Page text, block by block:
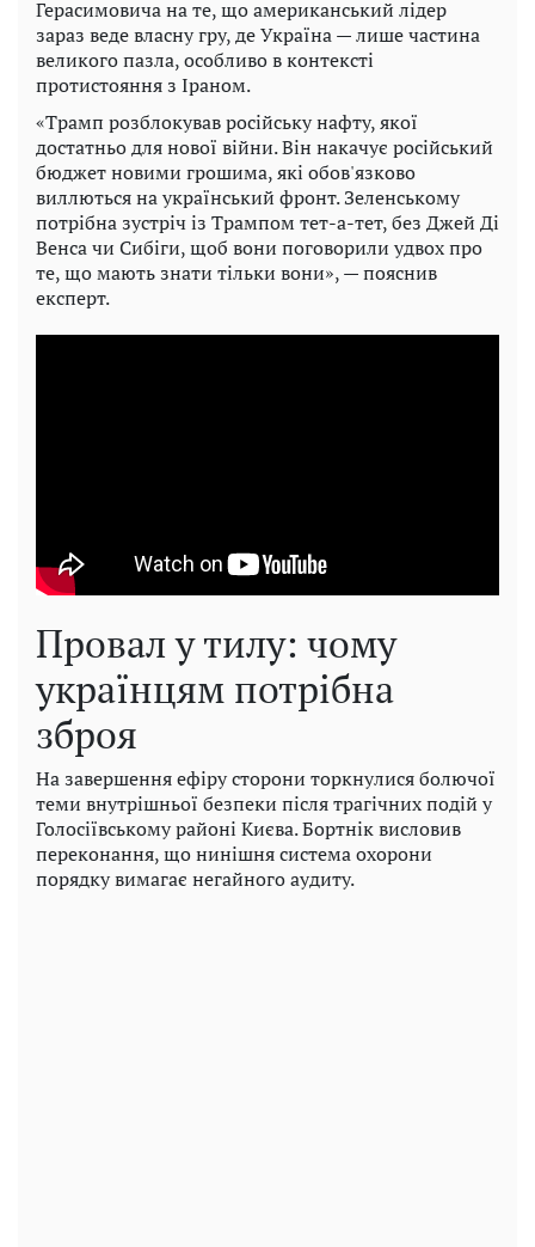
Герасимовича на те, що американський лідер
зараз веде власну гру, де Україна — лише частина
великого пазла, особливо в контексті
протистояння з Іраном.
«Трамп розблокував російську нафту, якої
достатньо для нової війни. Він накачує російський
бюджет новими грошима, які обов'язково
виллються на український фронт. Зеленському
потрібна зустріч із Трампом тет-а-тет, без Джей Ді
Венса чи Сибіги, щоб вони поговорили удвох про
те, що мають знати тільки вони», — пояснив
експерт.
Провал у тилу: чому
українцям потрібна
зброя
На завершення ефіру сторони торкнулися болючої
теми внутрішньої безпеки після трагічних подій у
Голосіївському районі Києва. Бортнік висловив
переконання, що нинішня система охорони
порядку вимагає негайного аудиту.